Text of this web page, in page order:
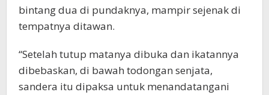
bintang dua di pundaknya, mampir sejenak di
tempatnya ditawan.
“Setelah tutup matanya dibuka dan ikatannya
dibebaskan, di bawah todongan senjata,
sandera itu dipaksa untuk menandatangani